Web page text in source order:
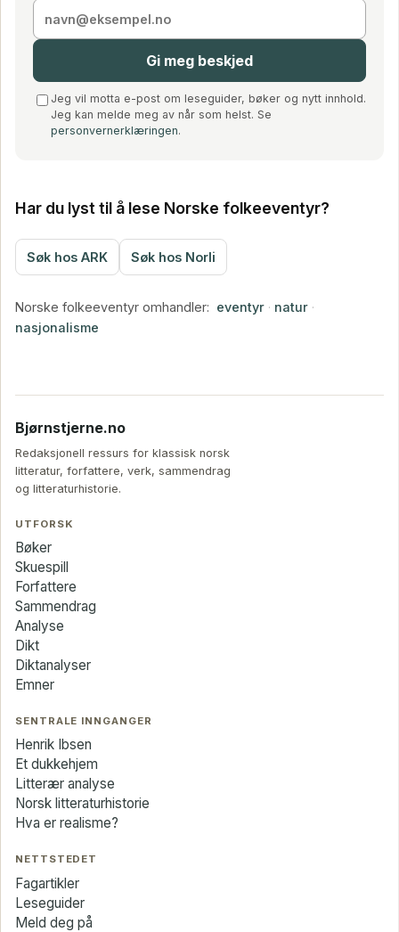
Gi meg beskjed
Jeg vil motta e-post om leseguider, bøker og nytt innhold.
Jeg kan melde meg av når som helst. Se
personvernerklæringen.
Har du lyst til å lese Norske folkeeventyr?
Søk hos ARK Søk hos Norli
Norske folkeeventyr omhandler: eventyr · natur ·
nasjonalisme
Bjørnstjerne.no
Redaksjonell ressurs for klassisk norsk
litteratur, forfattere, verk, sammendrag
og litteraturhistorie.
UTFORSK
Bøker
Skuespill
Forfattere
Sammendrag
Analyse
Dikt
Diktanalyser
Emner
SENTRALE INNGANGER
Henrik Ibsen
Et dukkehjem
Litterær analyse
Norsk litteraturhistorie
Hva er realisme?
NETTSTEDET
Fagartikler
Leseguider
Meld deg på